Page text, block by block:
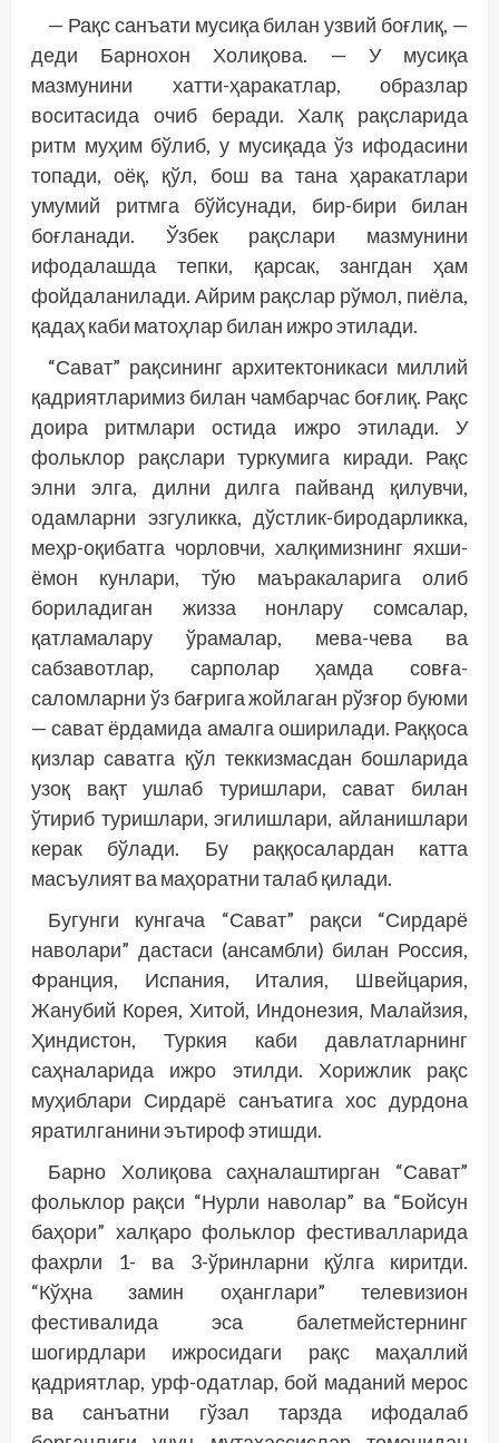
— Рақс санъати мусиқа билан узвий боғлиқ, —
деди Барнохон Холиқова. — У мусиқа
мазмунини хатти-ҳаракатлар, образлар
воситасида очиб беради. Халқ рақсларида
ритм муҳим бўлиб, у мусиқада ўз ифодасини
топади, оёқ, қўл, бош ва тана ҳаракатлари
умумий ритмга бўйсунади, бир-бири билан
боғланади. Ўзбек рақслари мазмунини
ифодалашда тепки, қарсак, зангдан ҳам
фойдаланилади. Айрим рақслар рўмол, пиёла,
қадаҳ каби матоҳлар билан ижро этилади.
“Сават” рақсининг архитектоникаси миллий
қадриятларимиз билан чамбарчас боғлиқ. Рақс
доира ритмлари остида ижро этилади. У
фольклор рақслари туркумига киради. Рақс
элни элга, дилни дилга пайванд қилувчи,
одамларни эзгуликка, дўстлик-биродарликка,
меҳр-оқибатга чорловчи, халқимизнинг яхши-
ёмон кунлари, тўю маъракаларига олиб
бориладиган жизза нонлару сомсалар,
қатламалару ўрамалар, мева-чева ва
сабзавотлар, сарполар ҳамда совға-
саломларни ўз бағрига жойлаган рўзғор буюми
— сават ёрдамида амалга оширилади. Раққоса
қизлар саватга қўл теккизмасдан бошларида
узоқ вақт ушлаб туришлари, сават билан
ўтириб туришлари, эгилишлари, айланишлари
керак бўлади. Бу раққосалардан катта
масъулият ва маҳоратни талаб қилади.
Бугунги кунгача “Сават” рақси “Сирдарё
наволари” дастаси (ансамбли) билан Россия,
Франция, Испания, Италия, Швейцария,
Жанубий Корея, Хитой, Индонезия, Малайзия,
Ҳиндистон, Туркия каби давлатларнинг
саҳналарида ижро этилди. Хорижлик рақс
муҳиблари Сирдарё санъатига хос дурдона
яратилганини эътироф этишди.
Барно Холиқова саҳналаштирган “Сават”
фольклор рақси “Нурли наволар” ва “Бойсун
баҳори” халқаро фольклор фестивалларида
фахрли 1- ва 3-ўринларни қўлга киритди.
“Кўҳна замин оҳанглари” телевизион
фестивалида эса балетмейстернинг
шогирдлари ижросидаги рақс маҳаллий
қадриятлар, урф-одатлар, бой маданий мерос
ва санъатни гўзал тарзда ифодалаб